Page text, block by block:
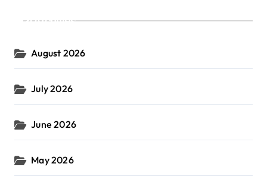
Archives
August 2026
July 2026
June 2026
May 2026